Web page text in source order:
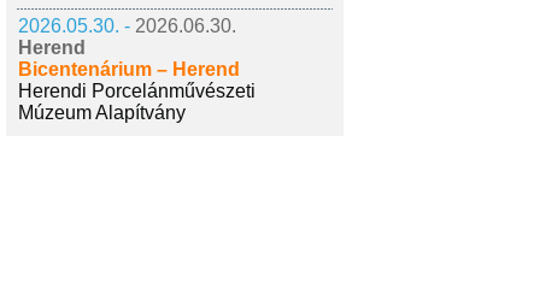
2026.05.30. - 2026.06.30.
Herend
Bicentenárium – Herend
Herendi Porcelánművészeti
Múzeum Alapítvány